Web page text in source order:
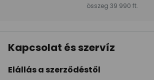
összeg 39 990 ft.
Kapcsolat és szervíz
Elállás a szerződéstől